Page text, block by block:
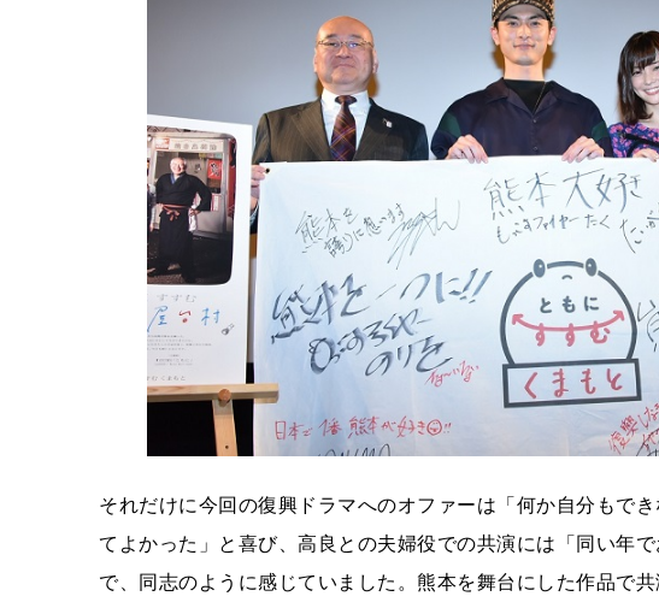
それだけに今回の復興ドラマへのオファーは「何か自分もで
てよかった」と喜び、高良との夫婦役での共演には「同い年
で、同志のように感じていました。熊本を舞台にした作品で